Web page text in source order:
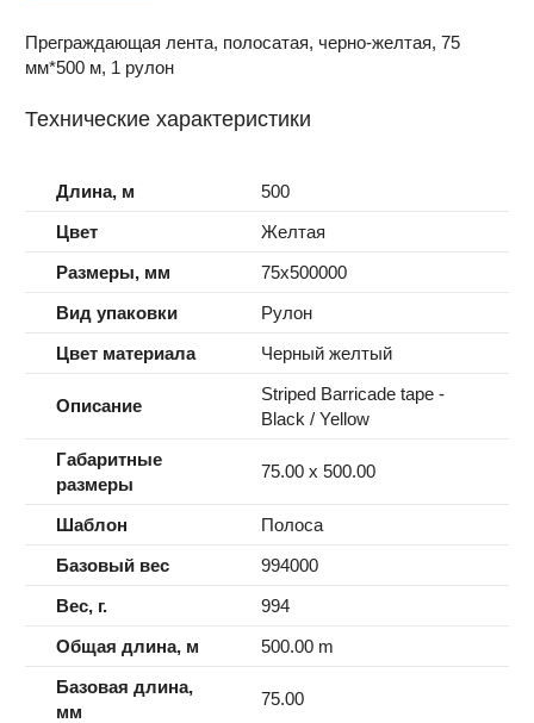
Преграждающая лента, полосатая, черно-желтая, 75
мм*500 м, 1 рулон
Технические характеристики
Длина, м
500
Цвет
Желтая
Размеры, мм
75x500000
Вид упаковки
Рулон
Цвет материала
Черный желтый
Описание
Striped Barricade tape -
Black / Yellow
Габаритные
размеры
75.00 x 500.00
Шаблон
Полоса
Базовый вес
994000
Вес, г.
994
Общая длина, м
500.00 m
Базовая длина,
мм
75.00